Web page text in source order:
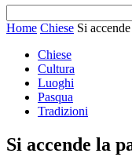
Home Chiese Si
Chiese
Cultura
Luoghi
Pasqua
Tradizioni
Si accende la